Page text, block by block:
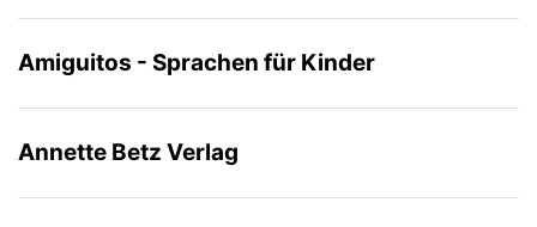
Amiguitos - Sprachen für Kinder
Annette Betz Verlag